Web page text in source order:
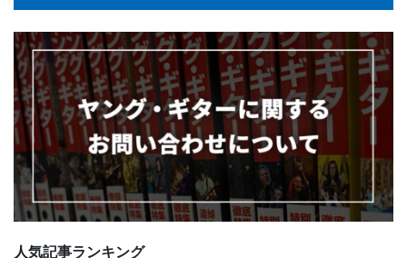
人気記事ランキング